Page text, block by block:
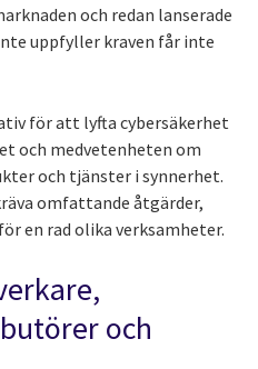
och redan lanserade
uppfyller kraven får inte
för att lyfta cybersäkerhet
och medvetenheten om
och tjänster i synnerhet.
omfattande åtgärder,
en rad olika verksamheter.
och